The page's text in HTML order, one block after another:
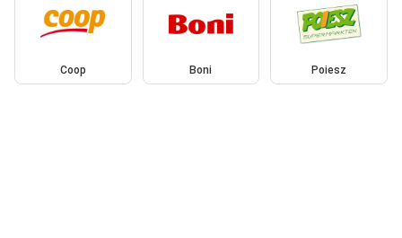
Coop Boni Poiesz